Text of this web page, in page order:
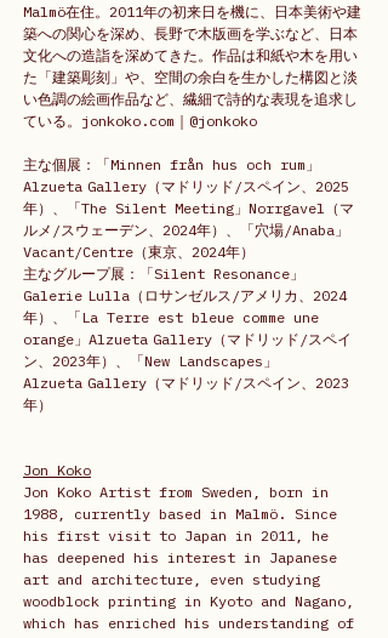
Malmö在住。2011年の初来日を機に、日本美術や建
築への関心を深め、長野で木版画を学ぶなど、日本
文化への造詣を深めてきた。作品は和紙や木を用い
た「建築彫刻」や、空間の余白を生かした構図と淡
い色調の絵画作品など、繊細で詩的な表現を追求し
ている。jonkoko.com｜@jonkoko
主な個展：「Minnen från hus och rum」
Alzueta Gallery（マドリッド/スペイン、2025
年）、「The Silent Meeting」Norrgavel（マ
ルメ/スウェーデン、2024年）、「穴場/Anaba」
Vacant/Centre（東京、2024年）
主なグループ展：「Silent Resonance」
Galerie Lulla（ロサンゼルス/アメリカ、2024
年）、「La Terre est bleue comme une
orange」Alzueta Gallery（マドリッド/スペイ
ン、2023年）、「New Landscapes」
Alzueta Gallery（マドリッド/スペイン、2023
年）
Jon Koko
Jon Koko Artist from Sweden, born in
1988, currently based in Malmö. Since
his first visit to Japan in 2011, he
has deepened his interest in Japanese
art and architecture, even studying
woodblock printing in Kyoto and Nagano,
which has enriched his understanding of